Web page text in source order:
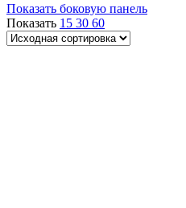
Показать боковую панель
Показать 15 30 60